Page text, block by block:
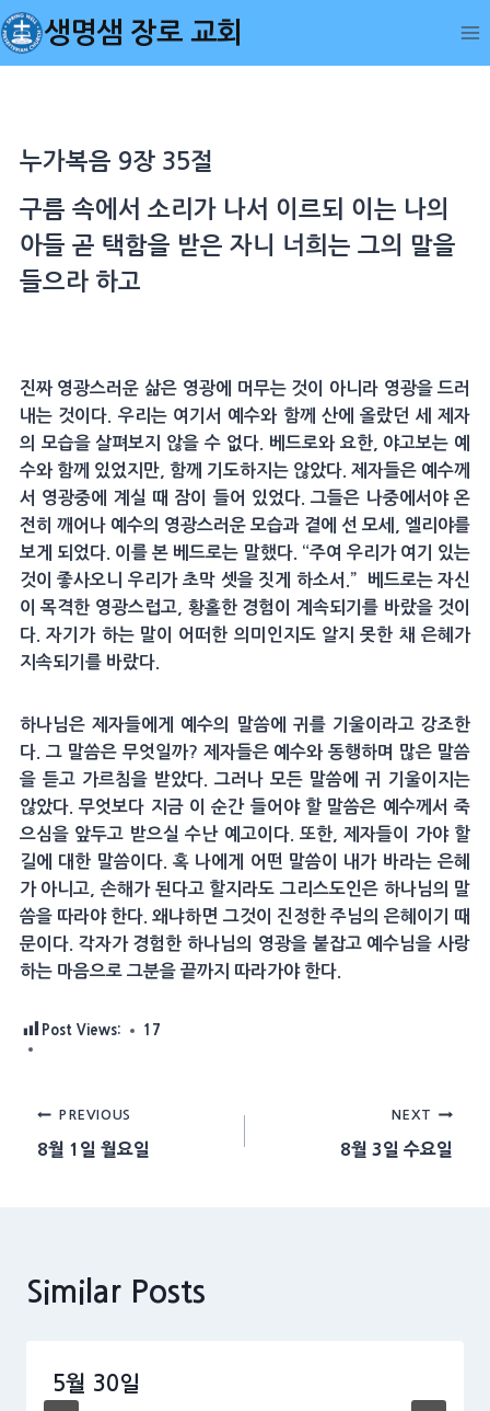
Skip
to
content
생명샘 장로 교회
누가복음 9장 35절
구름 속에서 소리가 나서 이르되 이는 나의
아들 곧 택함을 받은 자니 너희는 그의 말을
들으라 하고
진짜 영광스러운 삶은 영광에 머무는 것이 아니라 영광을 드러
내는 것이다. 우리는 여기서 예수와 함께 산에 올랐던 세 제자
의 모습을 살펴보지 않을 수 없다. 베드로와 요한, 야고보는 예
수와 함께 있었지만, 함께 기도하지는 않았다. 제자들은 예수께
서 영광중에 계실 때 잠이 들어 있었다. 그들은 나중에서야 온
전히 깨어나 예수의 영광스러운 모습과 곁에 선 모세, 엘리야를
보게 되었다. 이를 본 베드로는 말했다. “주여 우리가 여기 있는
것이 좋사오니 우리가 초막 셋을 짓게 하소서.” 베드로는 자신
이 목격한 영광스럽고, 황홀한 경험이 계속되기를 바랐을 것이
다. 자기가 하는 말이 어떠한 의미인지도 알지 못한 채 은혜가
지속되기를 바랐다.
하나님은 제자들에게 예수의 말씀에 귀를 기울이라고 강조한
다. 그 말씀은 무엇일까? 제자들은 예수와 동행하며 많은 말씀
을 듣고 가르침을 받았다. 그러나 모든 말씀에 귀 기울이지는
않았다. 무엇보다 지금 이 순간 들어야 할 말씀은 예수께서 죽
으심을 앞두고 받으실 수난 예고이다. 또한, 제자들이 가야 할
길에 대한 말씀이다. 혹 나에게 어떤 말씀이 내가 바라는 은혜
가 아니고, 손해가 된다고 할지라도 그리스도인은 하나님의 말
씀을 따라야 한다. 왜냐하면 그것이 진정한 주님의 은혜이기 때
문이다. 각자가 경험한 하나님의 영광을 붙잡고 예수님을 사랑
하는 마음으로 그분을 끝까지 따라가야 한다.
Post Views: 17
Post
navigation
PREVIOUS
8월 1일 월요일
NEXT
8월 3일 수요일
Similar Posts
5월 30일